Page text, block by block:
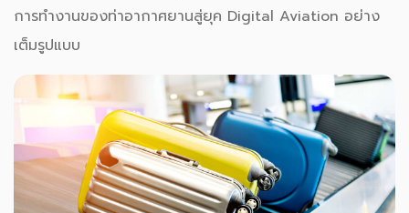
การทำงานของท่าอากาศยานสู่ยุค Digital Aviation อย่าง
เต็มรูปแบบ